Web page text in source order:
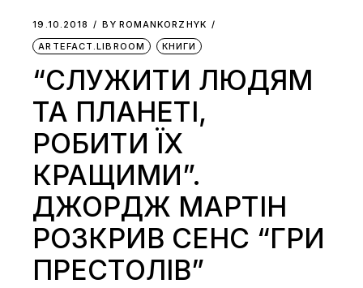
19.10.2018 BY ROMANKORZHYK
ARTEFACT.LIBROOM
КНИГИ
“СЛУЖИТИ ЛЮДЯМ
ТА ПЛАНЕТІ,
РОБИТИ ЇХ
КРАЩИМИ”.
ДЖОРДЖ МАРТІН
РОЗКРИВ СЕНС “ГРИ
ПРЕСТОЛІВ”